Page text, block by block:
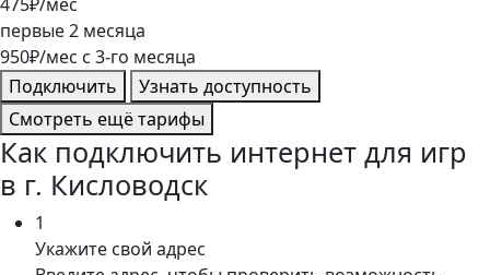
первые2 месяца
950₽/мес c 3-го месяца
Подключить
Узнать доступность
Смотреть ещё тарифы
Как подключить интернет для игр
в г. Кисловодск
1
Укажите свой адрес